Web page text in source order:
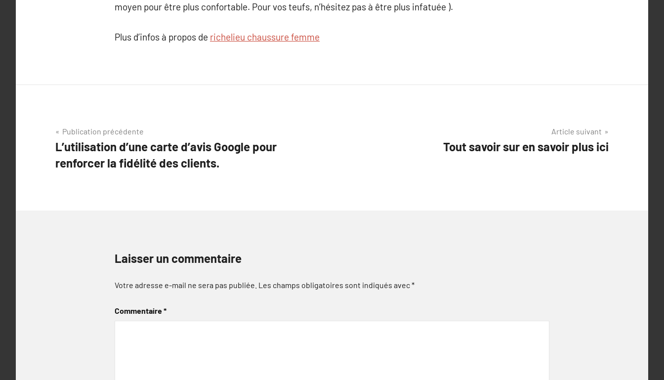
moyen pour être plus confortable. Pour vos teufs, n’hésitez pas à être plus infatuée ).
Plus d’infos à propos de richelieu chaussure femme
Navigation
de
l’article
Publication précédente
L’utilisation d’une carte d’avis Google pour
renforcer la fidélité des clients.
Article suivant
Tout savoir sur en savoir plus ici
Laisser un commentaire
Votre adresse e-mail ne sera pas publiée. Les champs obligatoires sont indiqués avec*
Commentaire*